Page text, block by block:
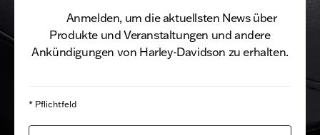
Anmelden, um die aktuellsten News über
Produkte und Veranstaltungen und andere
Ankündigungen von Harley-Davidson zu erhalten.
* Pflichtfeld